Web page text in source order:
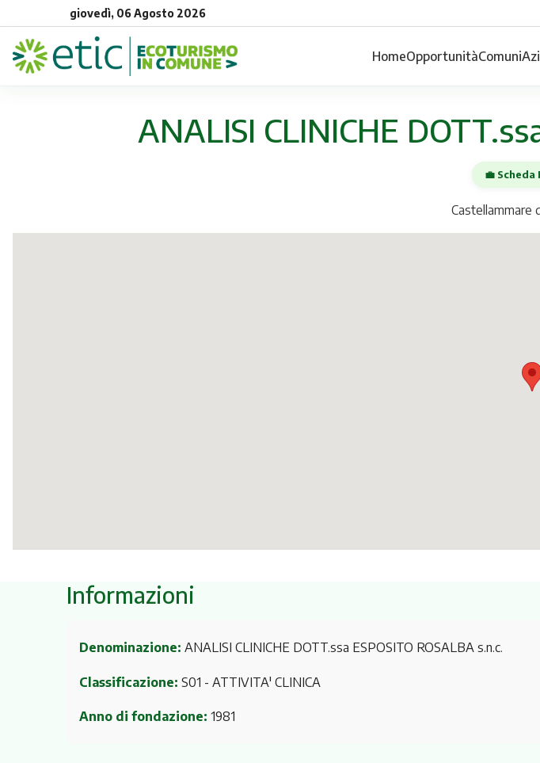
giovedì, 06 Agosto 2026
HomeOpportunitàComuni
ANALISI CLINICHE
💼 Scheda
Castellammare
Informazioni
Denominazione: ANALISI CLINICHE DOTT.ssa ESPOSITO ROSALBA s.n.c.
Classificazione: S01 - ATTIVITA' CLINICA
Anno di fondazione: 1981